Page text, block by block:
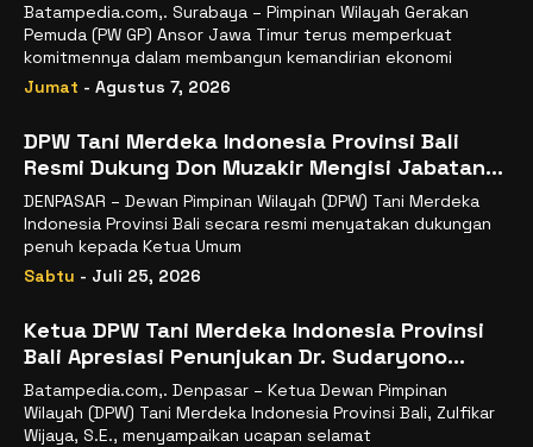
Batampedia.com,. Surabaya – Pimpinan Wilayah Gerakan
Pemuda (PW GP) Ansor Jawa Timur terus memperkuat
komitmennya dalam membangun kemandirian ekonomi
Jumat - Agustus 7, 2026
DPW Tani Merdeka Indonesia Provinsi Bali
Resmi Dukung Don Muzakir Mengisi Jabatan
Wakil Menteri Pertanian RI
DENPASAR – Dewan Pimpinan Wilayah (DPW) Tani Merdeka
Indonesia Provinsi Bali secara resmi menyatakan dukungan
penuh kepada Ketua Umum
Sabtu - Juli 25, 2026
Ketua DPW Tani Merdeka Indonesia Provinsi
Bali Apresiasi Penunjukan Dr. Sudaryono
sebagai Kepala Badan Gizi Nasional
Batampedia.com,. Denpasar – Ketua Dewan Pimpinan
Wilayah (DPW) Tani Merdeka Indonesia Provinsi Bali, Zulfikar
Wijaya, S.E., menyampaikan ucapan selamat